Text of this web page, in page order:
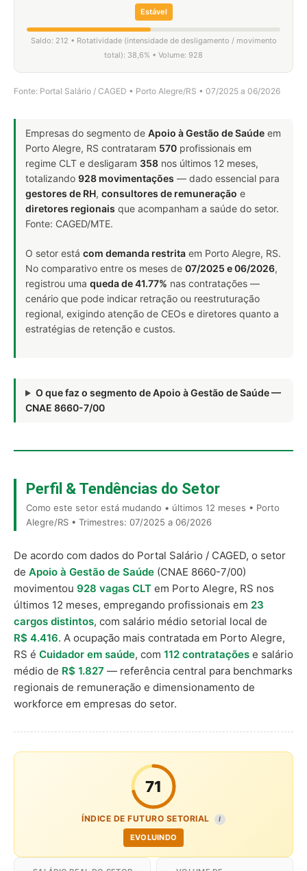
Estável
Saldo: 212 • Rotatividade (intensidade de desligamento / movimento
total): 38,6% • Volume: 928
Fonte: Portal Salário / CAGED • Porto Alegre/RS • 07/2025 a 06/2026
Empresas do segmento de Apoio à Gestão de Saúde em
Porto Alegre, RS contrataram 570 profissionais em
regime CLT e desligaram 358 nos últimos 12 meses,
totalizando 928 movimentações — dado essencial para
gestores de RH, consultores de remuneração e
diretores regionais que acompanham a saúde do setor.
Fonte: CAGED/MTE.
O setor está com demanda restrita em Porto Alegre, RS.
No comparativo entre os meses de 07/2025 e 06/2026,
registrou uma queda de 41.77% nas contratações —
cenário que pode indicar retração ou reestruturação
regional, exigindo atenção de CEOs e diretores quanto a
estratégias de retenção e custos.
O que faz o segmento de Apoio à Gestão de Saúde —
CNAE 8660-7/00
Perfil & Tendências do Setor
Como este setor está mudando • últimos 12 meses • Porto
Alegre/RS • Trimestres: 07/2025 a 06/2026
De acordo com dados do Portal Salário / CAGED, o setor
de Apoio à Gestão de Saúde (CNAE 8660-7/00)
movimentou 928 vagas CLT em Porto Alegre, RS nos
últimos 12 meses, empregando profissionais em 23
cargos distintos, com salário médio setorial local de
R$ 4.416. A ocupação mais contratada em Porto Alegre,
RS é Cuidador em saúde, com 112 contratações e salário
médio de R$ 1.827 — referência central para benchmarks
regionais de remuneração e dimensionamento de
workforce em empresas do setor.
71
ÍNDICE DE FUTURO SETORIAL I
EVOLUINDO